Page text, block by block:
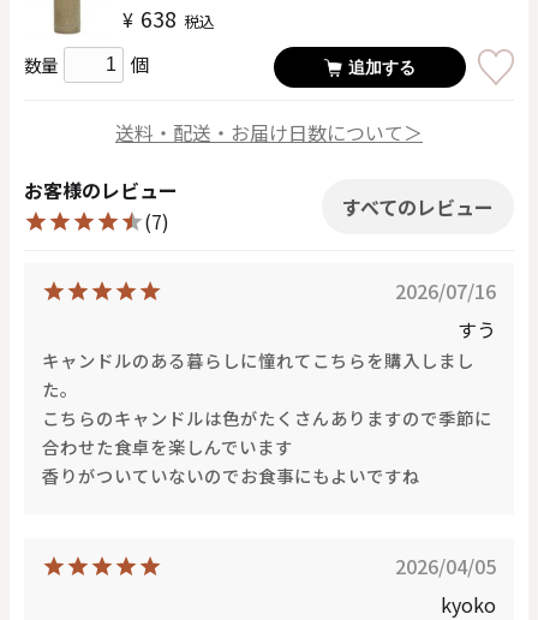
¥ 638 税込
数量 個 追加する
送料・配送・お届け日数について＞
お客様のレビュー
(7)
すべてのレビュー
2026/07/16
すう
キャンドルのある暮らしに憧れてこちらを購入しまし
た。
こちらのキャンドルは色がたくさんありますので季節に
合わせた食卓を楽しんでいます
香りがついていないのでお食事にもよいですね
2026/04/05
kyoko